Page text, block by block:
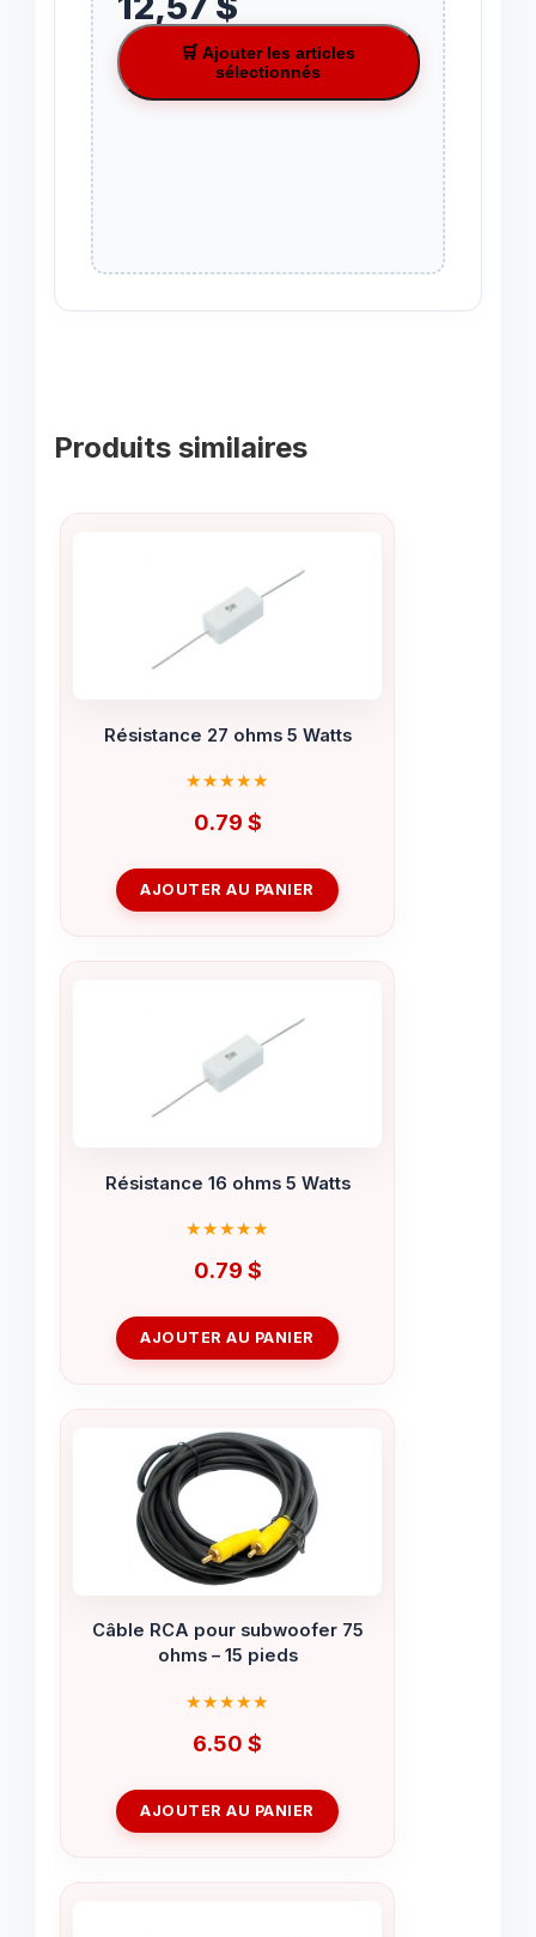
🛒 Ajouter les articles
sélectionnés
Produits similaires
Résistance 27 ohms 5 Watts
0.79 $
AJOUTER AU PANIER
Résistance 16 ohms 5 Watts
0.79 $
AJOUTER AU PANIER
Câble RCA pour subwoofer 75
ohms – 15 pieds
6.50 $
AJOUTER AU PANIER